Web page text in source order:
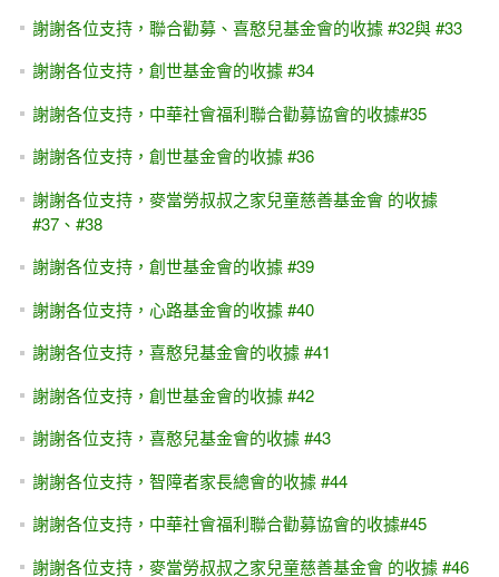
謝謝各位支持，聯合勸募、喜憨兒基金會的收據 #32與 #33
謝謝各位支持，創世基金會的收據 #34
謝謝各位支持，中華社會福利聯合勸募協會的收據#35
謝謝各位支持，創世基金會的收據 #36
謝謝各位支持，麥當勞叔叔之家兒童慈善基金會 的收據
#37、#38
謝謝各位支持，創世基金會的收據 #39
謝謝各位支持，心路基金會的收據 #40
謝謝各位支持，喜憨兒基金會的收據 #41
謝謝各位支持，創世基金會的收據 #42
謝謝各位支持，喜憨兒基金會的收據 #43
謝謝各位支持，智障者家長總會的收據 #44
謝謝各位支持，中華社會福利聯合勸募協會的收據#45
謝謝各位支持，麥當勞叔叔之家兒童慈善基金會 的收據 #46